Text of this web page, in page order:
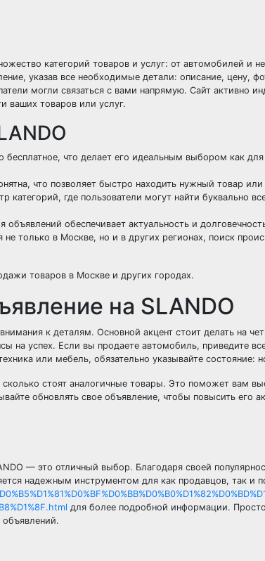
категорий товаров и услуг: от автомобилей и
указав все необходимые детали: описание, цену,
могли связаться с вами напрямую. Сайт активно
ваших товаров или услуг.
что делает его идеальным выбором как
что позволяет быстро находить нужный товар или
категорий, где пользователи могут найти буквально
объявлений обеспечивает актуальность и
только в Москве, но и в других регионах, поиск
товаров в Москве и других городах.
на SLANDO
к деталям. Основной акцент стоит делать на
на успех. Если вы продаете автомобиль, приведите
или мебель, обязательно указывайте состояние:
стоят аналогичные товары. Это поможет вам
обновлять свое объявление, чтобы повысить его
— это отличный выбор. Благодаря своей
надежным инструментом для как продавцов, так и
для более подробной информации.